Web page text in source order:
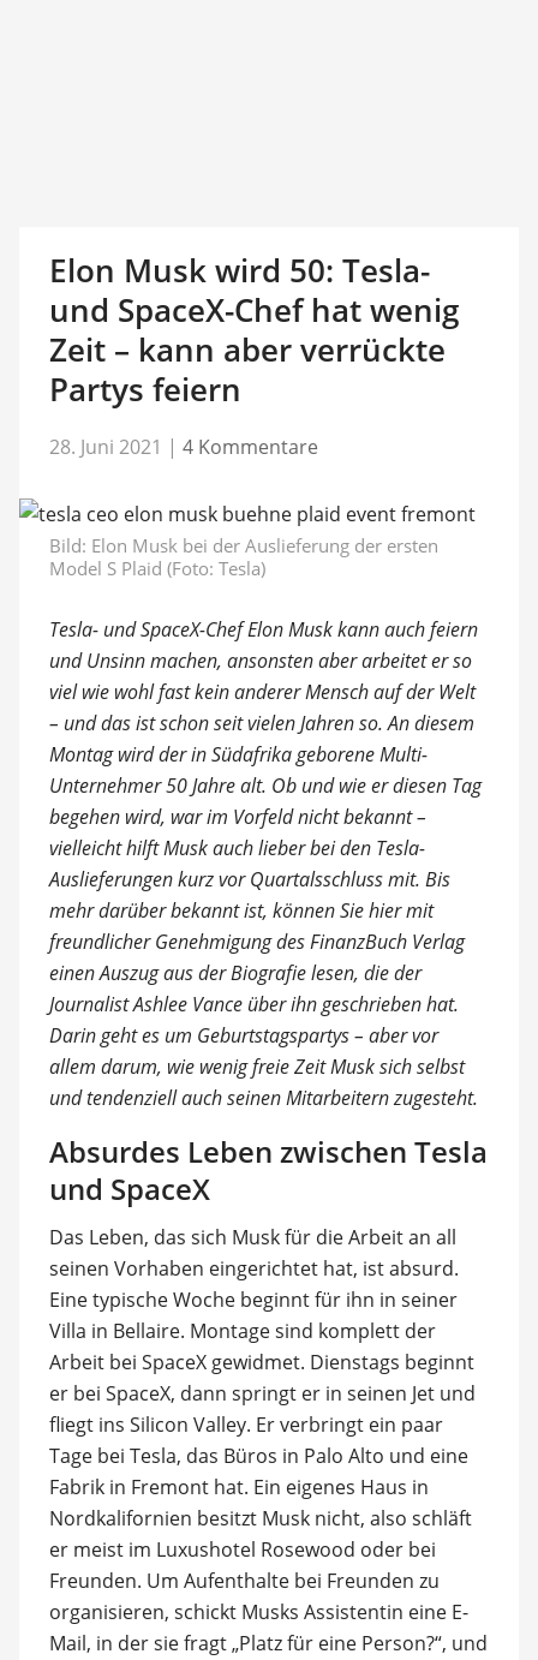
Elon Musk wird 50: Tesla-
und SpaceX-Chef hat wenig
Zeit – kann aber verrückte
Partys feiern
28. Juni 2021 | 4 Kommentare
Bild: Elon Musk bei der Auslieferung der ersten
Model S Plaid (Foto: Tesla)
Tesla- und SpaceX-Chef Elon Musk kann auch feiern
und Unsinn machen, ansonsten aber arbeitet er so
viel wie wohl fast kein anderer Mensch auf der Welt
– und das ist schon seit vielen Jahren so. An diesem
Montag wird der in Südafrika geborene Multi-
Unternehmer 50 Jahre alt. Ob und wie er diesen Tag
begehen wird, war im Vorfeld nicht bekannt –
vielleicht hilft Musk auch lieber bei den Tesla-
Auslieferungen kurz vor Quartalsschluss mit. Bis
mehr darüber bekannt ist, können Sie hier mit
freundlicher Genehmigung des FinanzBuch Verlag
einen Auszug aus der Biografie lesen, die der
Journalist Ashlee Vance über ihn geschrieben hat.
Darin geht es um Geburtstagspartys – aber vor
allem darum, wie wenig freie Zeit Musk sich selbst
und tendenziell auch seinen Mitarbeitern zugesteht.
Absurdes Leben zwischen Tesla
und SpaceX
Das Leben, das sich Musk für die Arbeit an all
seinen Vorhaben eingerichtet hat, ist absurd.
Eine typische Woche beginnt für ihn in seiner
Villa in Bellaire. Montage sind komplett der
Arbeit bei SpaceX gewidmet. Dienstags beginnt
er bei SpaceX, dann springt er in seinen Jet und
fliegt ins Silicon Valley. Er verbringt ein paar
Tage bei Tesla, das Büros in Palo Alto und eine
Fabrik in Fremont hat. Ein eigenes Haus in
Nordkalifornien besitzt Musk nicht, also schläft
er meist im Luxushotel Rosewood oder bei
Freunden. Um Aufenthalte bei Freunden zu
organisieren, schickt Musks Assistentin eine E-
Mail, in der sie fragt „Platz für eine Person?“, und